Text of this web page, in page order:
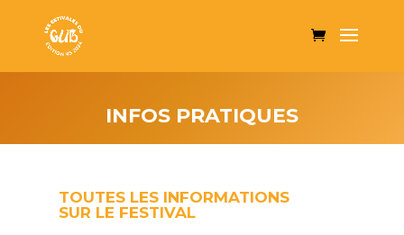
INFOS PRATIQUES
TOUTES LES INFORMATIONS
SUR LE FESTIVAL